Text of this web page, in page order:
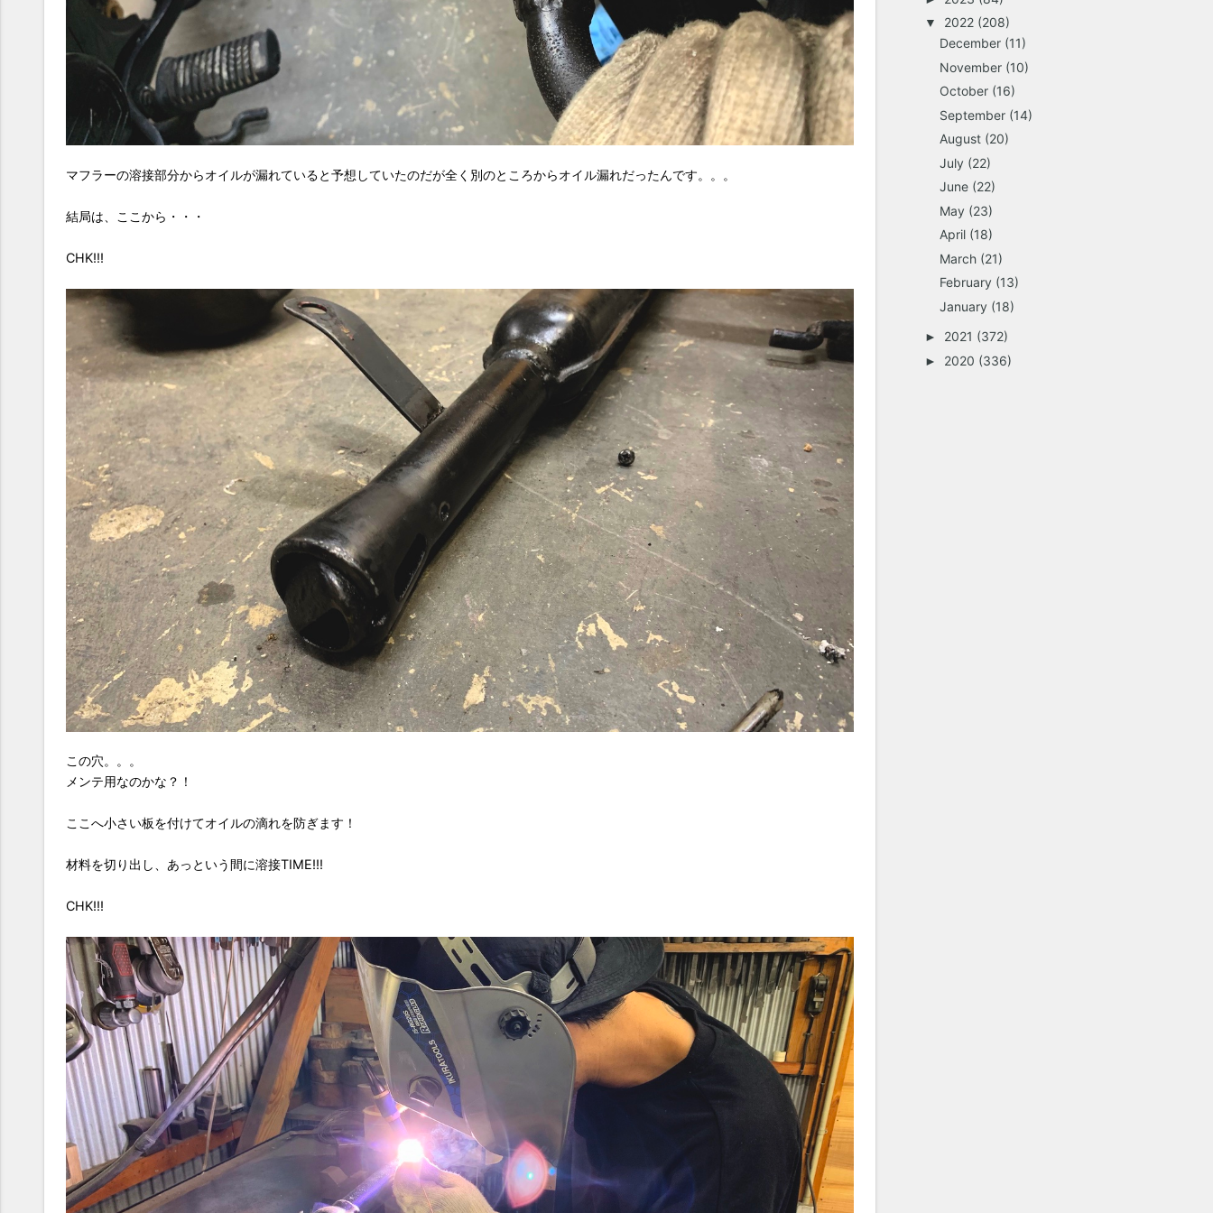
マフラーの溶接部分からオイルが漏れていると予想していたのだが全く別のところからオイル漏れだったんです。。。
結局は、ここから・・・
CHK!!!
この穴。。。
メンテ用なのかな？！
ここへ小さい板を付けてオイルの滴れを防ぎます！
材料を切り出し、あっという間に溶接TIME!!!
CHK!!!
▼ 2022 (208)
December (11)
November (10)
October (16)
September (14)
August (20)
July (22)
June (22)
May (23)
April (18)
March (21)
February (13)
January (18)
► 2021 (372)
► 2020 (336)